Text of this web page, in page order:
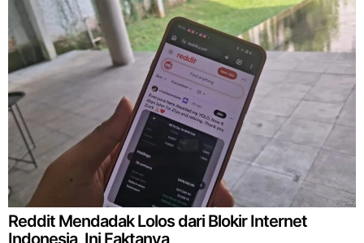
Reddit Mendadak Lolos dari Blokir Internet